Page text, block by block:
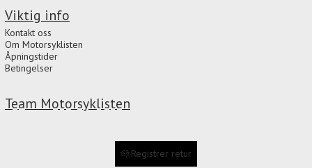
Team Motorsyklisten
Viktig info
Kontakt oss
Om Motorsyklisten
Åpningstider
Betingelser
Registrer retur